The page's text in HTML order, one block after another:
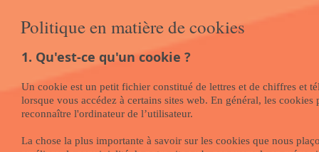
Politique en matière de cookies
1. Qu'est-ce qu'un cookie ?
Un cookie est un petit fichier constitué de lettres et de chiffres et
lorsque vous accédez à certains sites web. En général, les cookies
reconnaître l'ordinateur de l’utilisateur.
La chose la plus importante à savoir sur les cookies que nous